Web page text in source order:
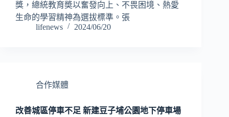
獎，總統教育奬以奮發向上、不畏困境、熱愛
生命的學習精神為選拔標準。張
lifenews
2024/06/20
合作媒體
改善城區停車不足 新建豆子埔公園地下停車場